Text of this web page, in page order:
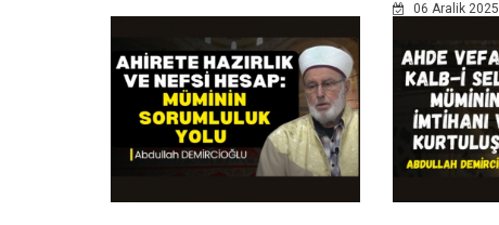
06 Aralik 2025